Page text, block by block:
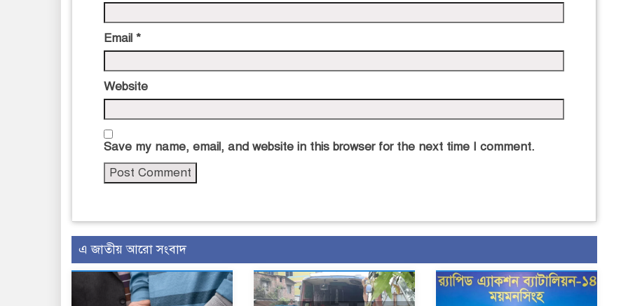
Email *
Website
Save my name, email, and website in this browser for the next time I comment.
এ জাতীয় আরো সংবাদ